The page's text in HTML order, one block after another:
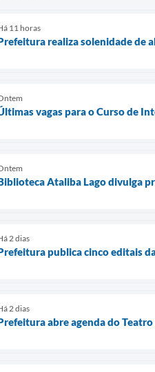
11 horas
realiza solenidade de
vagas para o Curso de
Ataliba Lago divulga
2 dias
publica cinco editais
2 dias
abre agenda do